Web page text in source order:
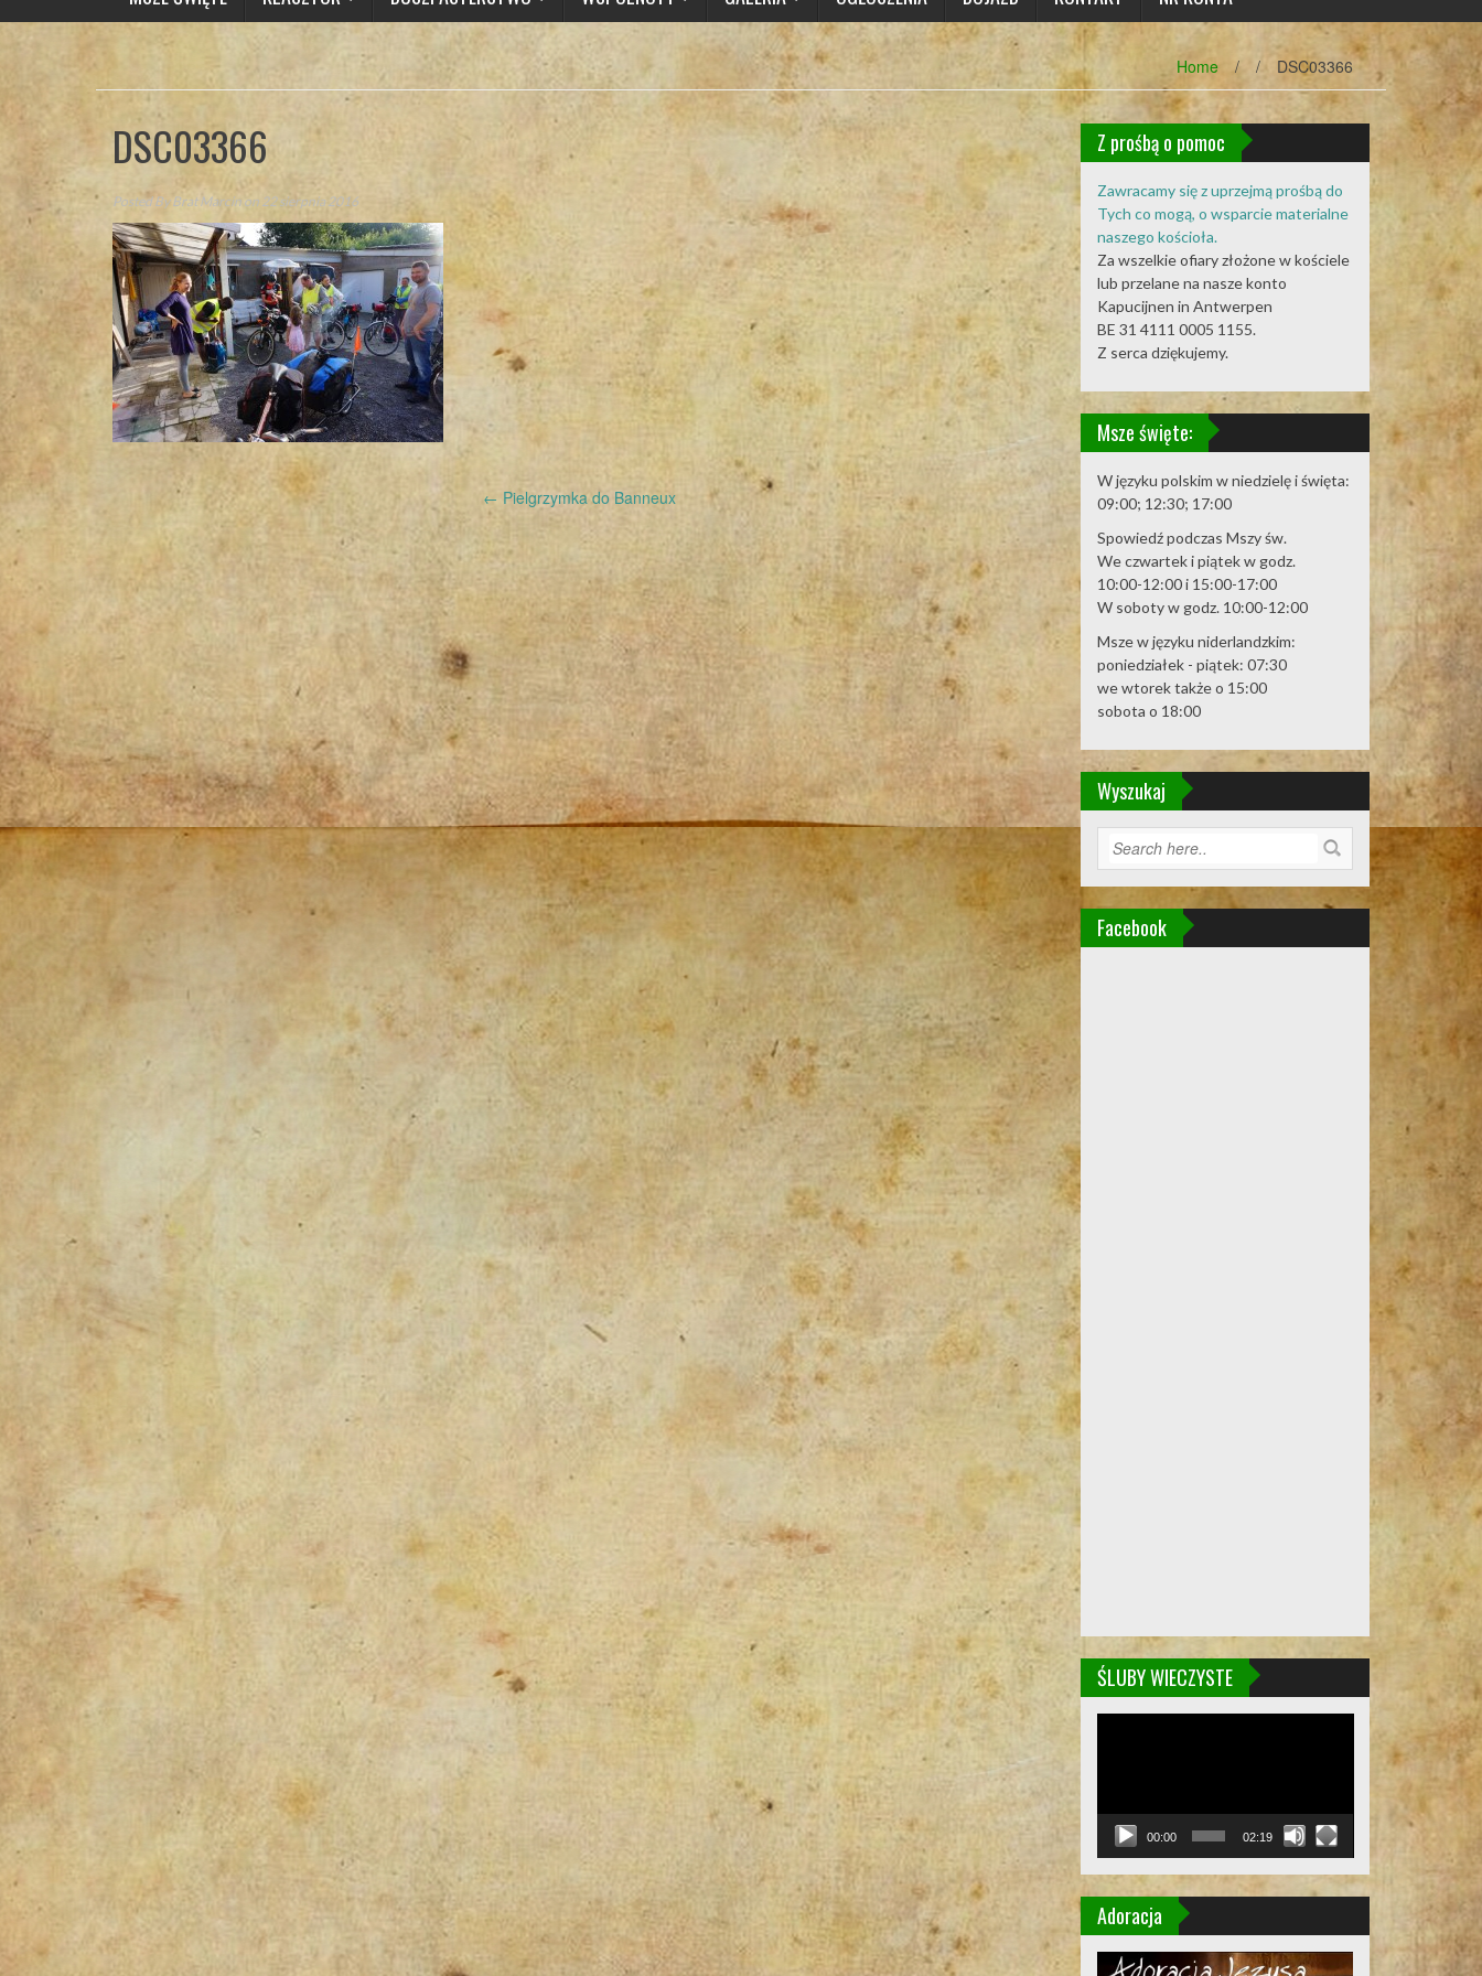
Home / / DSC03366
DSC03366
Posted ByBrat Marcin on 22 sierpnia 2016
Post
navigation
← Pielgrzymka do Banneux
Z prośbą o pomoc
Zawracamy się z uprzejmą prośbą do
Tych co mogą, o wsparcie materialne
naszego kościoła.
Za wszelkie ofiary złożone w kościele
lub przelane na nasze konto
Kapucijnen in Antwerpen
BE 31 4111 0005 1155.
Z serca dziękujemy.
Msze święte:
W języku polskim w niedzielę i święta:
09:00; 12:30; 17:00
Spowiedź podczas Mszy św.
We czwartek i piątek w godz.
10:00-12:00 i 15:00-17:00
W soboty w godz. 10:00-12:00
Msze w języku niderlandzkim:
poniedziałek - piątek: 07:30
we wtorek także o 15:00
sobota o 18:00
Wyszukaj
Facebook
ŚLUBY WIECZYSTE
00:00 02:19
Adoracja